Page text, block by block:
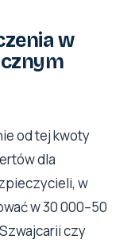
w
od tej kwoty
dla
w
w 30 000–50
czy